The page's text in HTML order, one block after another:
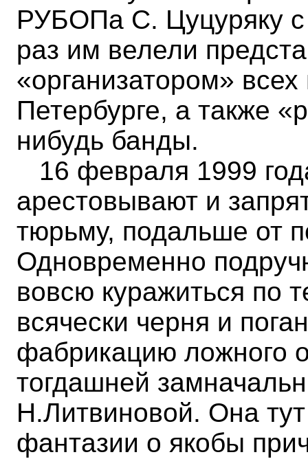
РУБОПа С. Цуцуряку с
раз им велели
«организатором»
Петербурге, а также
нибудь банды.
16 февраля 1999
арестовывают и
тюрьму, подальше от
Одновременно
вовсю куражиться по
всячески черня и
фабрикацию ложного
тогдашней
Н.Литвиновой. Она
фантазии о якобы